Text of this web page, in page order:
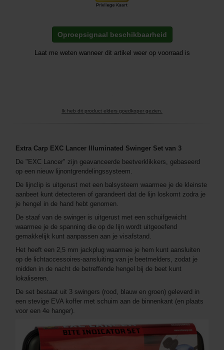
Oproepsignaal beschikbaarheid
Laat me weten wanneer dit artikel weer op voorraad is
Ik heb dit product elders goedkoper gezien.
Extra Carp EXC Lancer Illuminated Swinger Set van 3
De "EXC Lancer" zijn geavanceerde beetverklikkers, gebaseerd
op een nieuw lijnontgrendelingssysteem.
De lijnclip is uitgerust met een balsysteem waarmee je de kleinste
aanbeet kunt detecteren of garandeert dat de lijn loskomt zodra je
je hengel in de hand hebt genomen.
De staaf van de swinger is uitgerust met een schuifgewicht
waarmee je de spanning die op de lijn wordt uitgeoefend
gemakkelijk kunt aanpassen aan je visafstand.
Het heeft een 2,5 mm jackplug waarmee je hem kunt aansluiten
op de lichtaccessoires-aansluiting van je beetmelders, zodat je
midden in de nacht de betreffende hengel bij de beet kunt
lokaliseren.
De set bestaat uit 3 swingers (rood, blauw en groen) geleverd in
een stevige EVA koffer met schuim aan de binnenkant (en plaats
voor een 4e hanger).